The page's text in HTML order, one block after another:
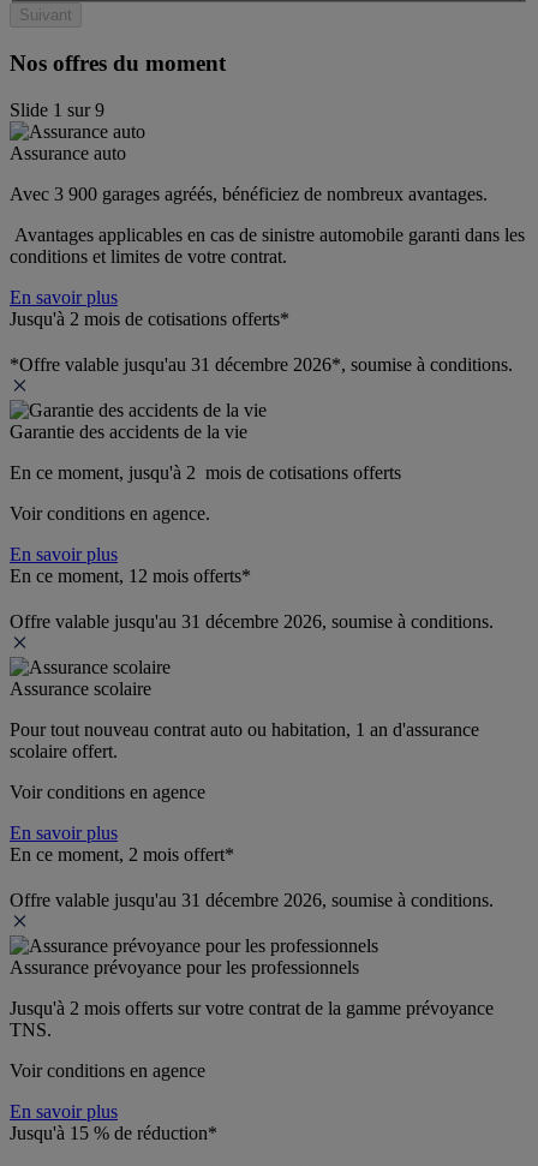
Suivant
Nos offres du moment
Slide 1 sur9
Assurance auto
Avec 3 900 garages agréés, bénéficiez de nombreux avantages.
Avantages applicables en cas de sinistre automobile garanti dans les
conditions et limites de votre contrat.
En savoir plus
Jusqu'à 2 mois de cotisations offerts*
*Offre valable jusqu'au 31 décembre 2026*, soumise à conditions.
Garantie des accidents de la vie
En ce moment, jusqu'à 2  mois de cotisations offerts
Voir conditions en agence.
En savoir plus
En ce moment, 12 mois offerts*
Offre valable jusqu'au 31 décembre 2026, soumise à conditions.
Assurance scolaire
Pour tout nouveau contrat auto ou habitation, 1 an d'assurance
scolaire offert.
Voir conditions en agence
En savoir plus
En ce moment, 2 mois offert*
Offre valable jusqu'au 31 décembre 2026, soumise à conditions.
Assurance prévoyance pour les professionnels
Jusqu'à 2 mois offerts sur votre contrat de la gamme prévoyance
TNS.
Voir conditions en agence
En savoir plus
Jusqu'à 15 % de réduction*